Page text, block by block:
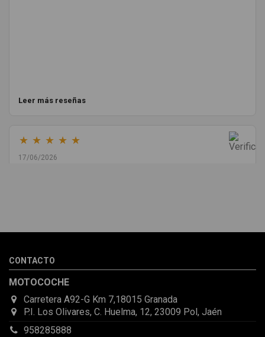
Leer más reseñas
★ ★ ★ ★ ★
17/06/2026
la pieza llegó correcta y bien embalada, además de llegarme 2
CONTACTO
MOTOCOCHE
Carretera A92-G Km 7,18015 Granada
P.I. Los Olivares, C. Huelma, 12, 23009 Pol, Jaén
958285888